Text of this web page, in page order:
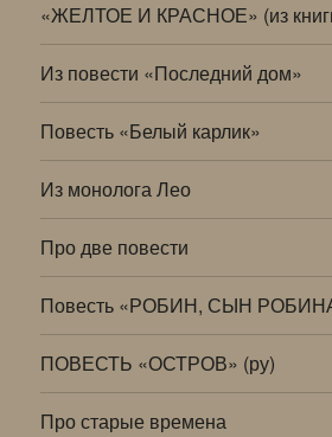
«ЖЕЛТОЕ И КРАСНОЕ» (из
Из повести «Последний дом»
Повесть «Белый карлик»
Из монолога Лео
Про две повести
Повесть «РОБИН, СЫН
ПОВЕСТЬ «ОСТРОВ» (ру)
Про старые времена